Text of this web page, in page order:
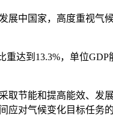
中国家，高度重视气
达到13.3%，单位
节能和提高能效、发
对气候变化目标任务